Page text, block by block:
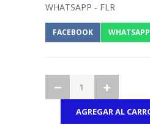
WHATSAPP - FLR
FACEBOOK WHATSAPP